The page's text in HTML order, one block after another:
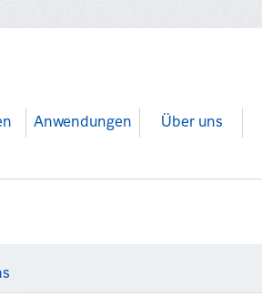
Anwendungen Über uns